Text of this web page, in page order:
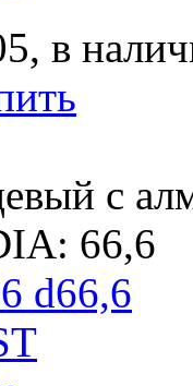
в
с
66,6